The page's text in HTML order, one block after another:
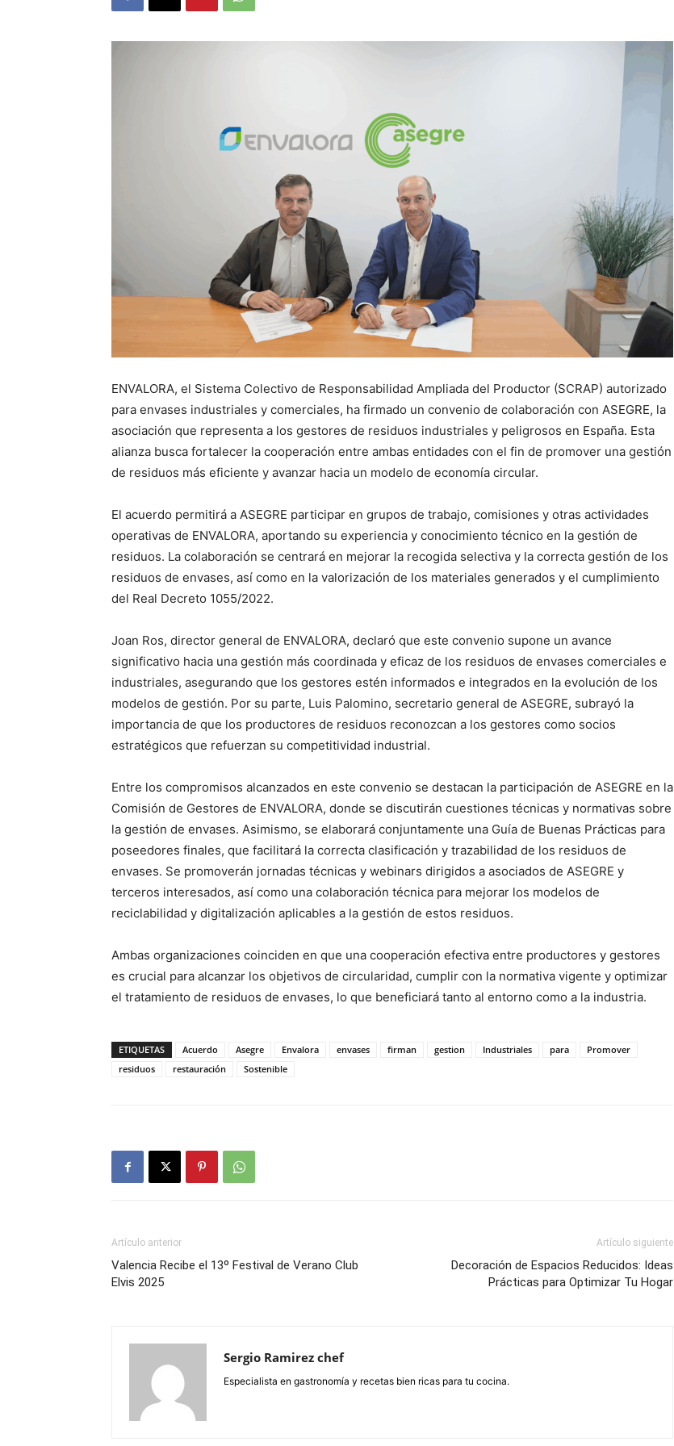
ENVALORA, el Sistema Colectivo de Responsabilidad Ampliada del Productor (SCRAP) autorizado
para envases industriales y comerciales, ha firmado un convenio de colaboración con ASEGRE, la
asociación que representa a los gestores de residuos industriales y peligrosos en España. Esta
alianza busca fortalecer la cooperación entre ambas entidades con el fin de promover una gestión
de residuos más eficiente y avanzar hacia un modelo de economía circular.
El acuerdo permitirá a ASEGRE participar en grupos de trabajo, comisiones y otras actividades
operativas de ENVALORA, aportando su experiencia y conocimiento técnico en la gestión de
residuos. La colaboración se centrará en mejorar la recogida selectiva y la correcta gestión de los
residuos de envases, así como en la valorización de los materiales generados y el cumplimiento
del Real Decreto 1055/2022.
Joan Ros, director general de ENVALORA, declaró que este convenio supone un avance
significativo hacia una gestión más coordinada y eficaz de los residuos de envases comerciales e
industriales, asegurando que los gestores estén informados e integrados en la evolución de los
modelos de gestión. Por su parte, Luis Palomino, secretario general de ASEGRE, subrayó la
importancia de que los productores de residuos reconozcan a los gestores como socios
estratégicos que refuerzan su competitividad industrial.
Entre los compromisos alcanzados en este convenio se destacan la participación de ASEGRE en la
Comisión de Gestores de ENVALORA, donde se discutirán cuestiones técnicas y normativas sobre
la gestión de envases. Asimismo, se elaborará conjuntamente una Guía de Buenas Prácticas para
poseedores finales, que facilitará la correcta clasificación y trazabilidad de los residuos de
envases. Se promoverán jornadas técnicas y webinars dirigidos a asociados de ASEGRE y
terceros interesados, así como una colaboración técnica para mejorar los modelos de
reciclabilidad y digitalización aplicables a la gestión de estos residuos.
Ambas organizaciones coinciden en que una cooperación efectiva entre productores y gestores
es crucial para alcanzar los objetivos de circularidad, cumplir con la normativa vigente y optimizar
el tratamiento de residuos de envases, lo que beneficiará tanto al entorno como a la industria.
ETIQUETAS Acuerdo Asegre Envalora envases firman gestion Industriales para
Promover
residuos
restauración Sostenible
Artículo anterior
Valencia Recibe el 13º Festival de Verano Club
Elvis 2025
Artículo siguiente
Decoración de Espacios Reducidos: Ideas
Prácticas para Optimizar Tu Hogar
Sergio Ramirez chef
Especialista en gastronomía y recetas bien ricas para tu cocina.